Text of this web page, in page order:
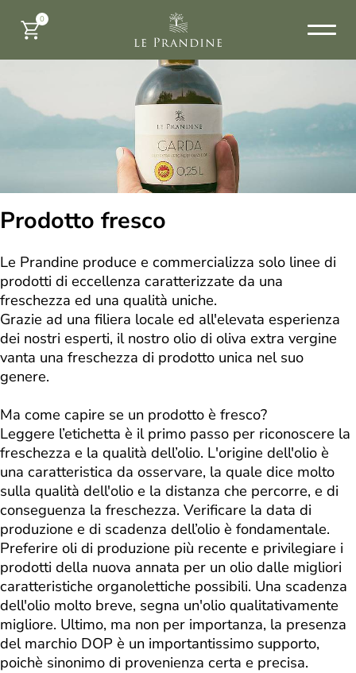
0
Prodotto fresco
Le Prandine produce e commercializza solo linee di
prodotti di eccellenza caratterizzate da una
freschezza ed una qualità uniche.
Grazie ad una filiera locale ed all'elevata esperienza
dei nostri esperti, il nostro olio di oliva extra vergine
vanta una freschezza di prodotto unica nel suo
genere.
Ma come capire se un prodotto è fresco?
Leggere l’etichetta è il primo passo per riconoscere la
freschezza e la qualità dell’olio. L'origine dell'olio è
una caratteristica da osservare, la quale dice molto
sulla qualità dell'olio e la distanza che percorre, e di
conseguenza la freschezza. Verificare la data di
produzione e di scadenza dell’olio è fondamentale.
Preferire oli di produzione più recente e privilegiare i
prodotti della nuova annata per un olio dalle migliori
caratteristiche organolettiche possibili. Una scadenza
dell'olio molto breve, segna un'olio qualitativamente
migliore. Ultimo, ma non per importanza, la presenza
del marchio DOP è un importantissimo supporto,
poichè sinonimo di provenienza certa e precisa.